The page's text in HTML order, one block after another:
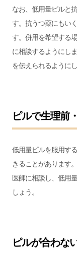
なお、低用量ピルと
す。抗うつ薬にもい
す。併用を希望する
に相談するようにし
を伝えられるように
ピルで生理前
低用量ピルを服用す
きることがあります
医師に相談し、低用
しょう。
ピルが合わな